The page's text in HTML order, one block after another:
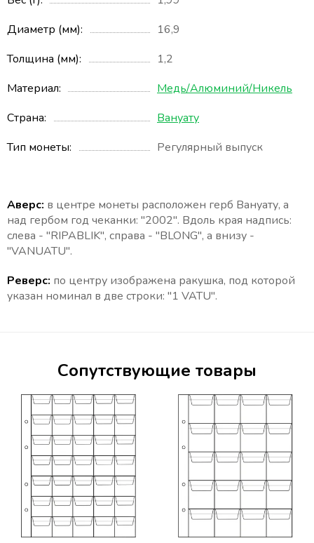
Диаметр (мм)
16,9
Толщина (мм)
1,2
Материал
Медь/Алюминий/Никель
Страна
Вануату
Тип монеты
Регулярный выпуск
Аверс: в центре монеты расположен герб Вануату, а
над гербом год чеканки: "2002". Вдоль края надпись:
слева - "RIPABLIK", справа - "BLONG", а внизу -
"VANUATU".
Реверс: по центру изображена ракушка, под которой
указан номинал в две строки: "1 VATU".
Сопутствующие товары